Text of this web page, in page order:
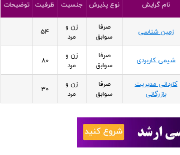
نام گرایش نوع پذیرش جنسیت ظرفیت توضیحات
زمین شناسی
صرفا
سوابق
زن و
مرد
54
شیمی کاربردی
صرفا
سوابق
زن و
مرد
80
کاردانی مدیریت
بازرگانی
صرفا
سوابق
زن و
مرد
30